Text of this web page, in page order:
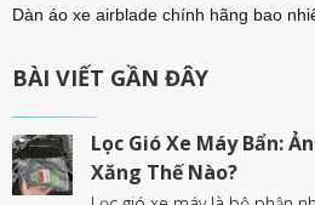
Dàn áo xe airblade chính hãng bao
BÀI VIẾT GẦN ĐÂY
Lọc Gió Xe Máy Bẩn:
Xăng Thế Nào?